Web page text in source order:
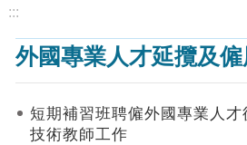
規
公
告
及
釋
:::
外國專業人才延攬及僱
短期補習班聘僱外國專業人
技術教師工作